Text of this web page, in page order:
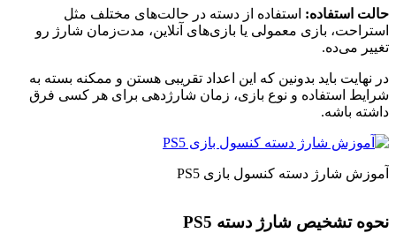
حالت استفاده: استفاده از دسته در حالت‌های مختلف مثل
استراحت، بازی معمولی یا بازی‌های آنلاین، مدت‌زمان شارژ رو
تغییر می‌ده.
در نهایت باید بدونین که این اعداد تقریبی هستن و ممکنه بسته به
شرایط استفاده و نوع بازی، زمان شارژدهی برای هر کسی فرق
داشته باشه.
آموزش شارژ دسته کنسول بازی PS5
نحوه تشخیص شارژ دسته PS5